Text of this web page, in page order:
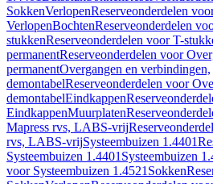
SokkenVerlopenReserveonderdelen
VerlopenBochtenReserveonderdelen
stukkenReserveonderdelen voor T-
permanentReserveonderdelen voor
permanentOvergangen en verbindingen,
demontabelReserveonderdelen voor
demontabelEindkappen
EindkappenMuurplaten
Mapress rvs, LABS-vrij
rvs, LABS-vrijSysteembuizen 1.4401
Systeembuizen 1.4401 Systeembuizen
voor Systeembuizen 1.4521 Sokken